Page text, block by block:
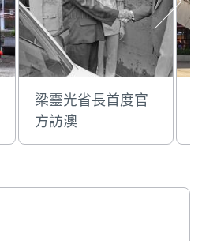
梁靈光省長首度官
方訪澳